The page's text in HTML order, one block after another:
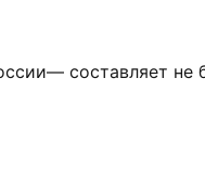
составляет не